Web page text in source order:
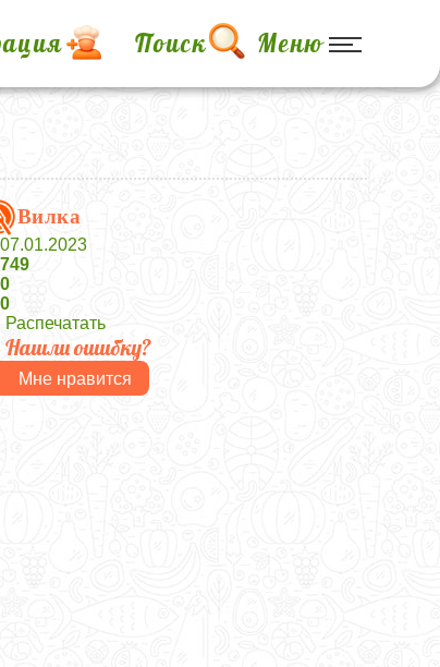
Поиск Меню
Вилка
07.01.2023
749
0
0
Распечатать
Нашли ошибку?
Мне нравится